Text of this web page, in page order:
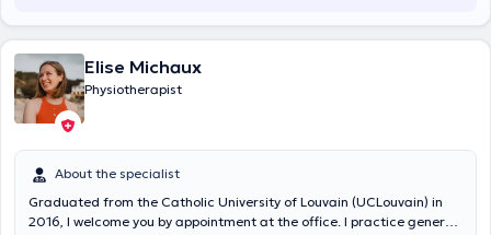
Elise Michaux
Physiotherapist
About the specialist
Graduated from the Catholic University of Louvain (UCLouvain) in
2016, I welcome you by appointment at the office. I practice general